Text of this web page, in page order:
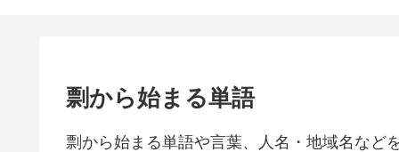
剽から始まる単語
剽から始まる単語や言葉、人名・地域名など